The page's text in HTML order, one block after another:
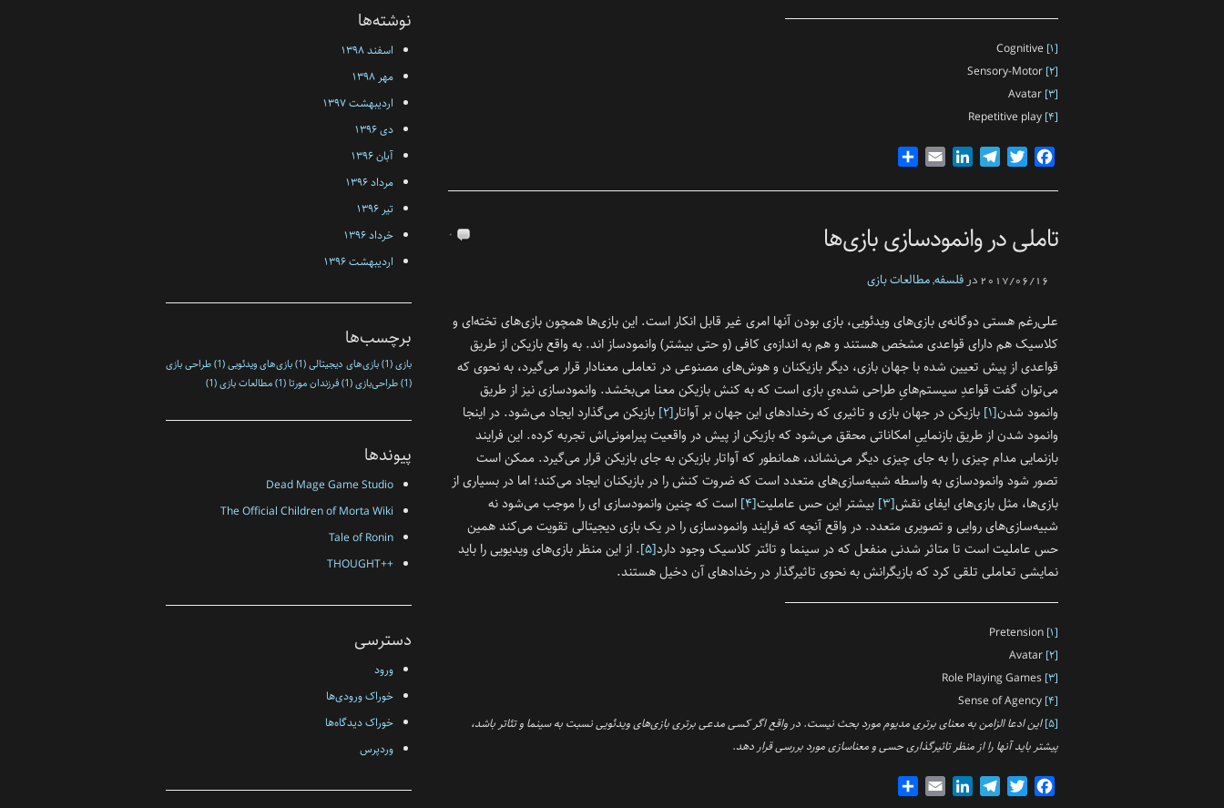
[۱]
[۲]
[۳]
[۴]
Facebook
Twitter
Telegram
LinkedIn
Email
تاملی در وانمود‌سازی بازی‌ها
2017/06/16 در فلسفه‌,مطالعات بازی
علی‌رغم هستی دوگانه‌ی بازی‌های ویدئویی، بازی بودن آنها امری غیر قابل انکار است. این بازی‌ها همچون بازی‌های تخته‌ای و
کلاسیک هم دارای قواعدی مشخص هستند و هم به اندازه‌ی کافی (و حتی بیشتر) وانمود‌ساز اند. به واقع بازیکن از طریق
قواعدی از پیش تعیین ‌شده با جهان بازی، دیگر بازیکنان و هوش‌های مصنوعی در تعاملی معنادار قرار می‌گیرد، به نحوی که
می‌توان گفت قواعدِ سیستم‌هایِ طراحی شده‌یِ بازی است که به کنش بازیکن معنا می‌بخشد. وانمود‌سازی نیز از طریق
وانمود شدن[۱] بازیکن در جهان بازی و تاثیری که رخداد‌های این جهان بر آواتار[۲]
بازیکن می‌گذارد ایجاد می‌شود. در اینجا
وانمود شدن از طریق بازنماییِ امکاناتی محقق می‌شود که بازیکن از پیش در واقعیت پیرامونی‌اش تجربه کرده. این فرایند
بازنمایی مدام چیزی را به جای چیزی دیگر می‌نشاند، همانطور که آواتار بازیکن به جای بازیکن قرار می‌گیرد. ممکن است
تصور شود وانمود‌سازی به واسطه شبیه‌سازی‌های متعدد است که ضروت کنش را در بازیکنان ایجاد می‌کند؛ اما در بسیاری از
بازی‌ها، مثل بازی‌‌های ایفای نقش[۳] بیشتر این حس عاملیت[۴]
است که چنین وانمود‌سازی ای را موجب می‌شود نه
شبیه‌سازی‌های روایی و تصویری متعدد. در واقع آنچه که فرایند وانمود‌سازی را در یک بازی دیجیتالی‌ تقویت می‌کند همین
حس عاملیت است تا متاثر شدنی منفعل که در سینما و تائتر کلاسیک وجود دارد[۵] . از این منظر بازی‌های ویدیویی را باید
نمایشی تعاملی تلقی کرد که بازیگرانش به نحوی تاثیرگذار در رخداد‌های آن دخیل هستند.
[۱]
[۲]
[۳]
[۴]
[۵]
این ادعا الزامن به معنای برتری مدیوم مورد بحث نیست. در واقع اگر کسی مدعی برتری بازی‌‌های ویدئویی نسبت به سینما و تئاتر باشد،
پیشتر باید آنها را از منظر تاثیرگذاری حسی و معنا‌سازی مورد بررسی قرار دهد.
Facebook
Twitter
Telegram
LinkedIn
Email
۰
نوشته‌ها
اسفند ۱۳۹۸
مهر ۱۳۹۸
اردیبهشت ۱۳۹۷
دی ۱۳۹۶
آبان ۱۳۹۶
مرداد ۱۳۹۶
تیر ۱۳۹۶
خرداد ۱۳۹۶
اردیبهشت ۱۳۹۶
برچسب‌ها
بازی(1) بازی‌های دیجیتالی(1) بازی‌های ویدئویی(1)
طراحی بازی
(1)
طراحی‌بازی(1) فرزندان مورتا(1) مطالعات بازی(1)
پیوندها
Dead Mage Game Studio
The Official Children of Morta Wiki
Tale of Ronin
++THOUGHT
دسترسی
ورود
خوراک ورودی‌ها
خوراک دیدگاه‌ها
وردپرس